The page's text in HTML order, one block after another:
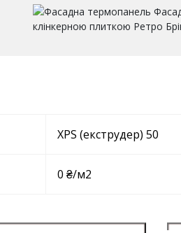
XPS (екструдер) 50
0 ₴/м2